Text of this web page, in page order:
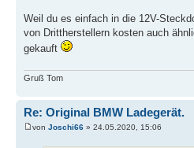
Weil du es einfach in die 12V-
von Drittherstellern kosten auch
gekauft
Gruß Tom
Re: Original BMW Ladegerät.
von Joschi66 » 24.05.2020, 15:06